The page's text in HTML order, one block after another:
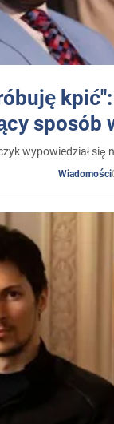
sposób
wypowiedział się
Wiadomości